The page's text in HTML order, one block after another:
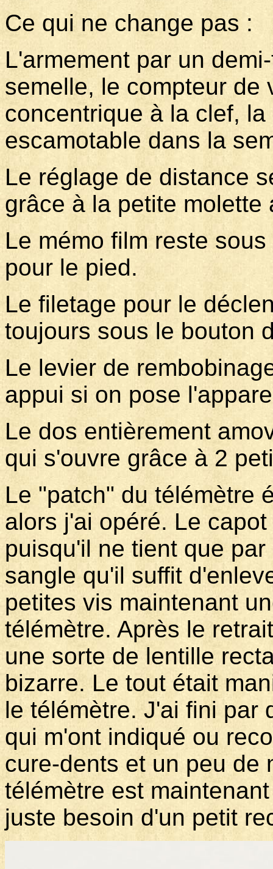
Ce qui ne change pas :
L'armement par un
semelle, le compteur de
concentrique à la clef,
escamotable dans la
Le réglage de distance
grâce à la petite
Le mémo film reste
pour le pied.
Le filetage pour le
toujours sous le bouton
Le levier de
appui si on pose
Le dos entièrement
qui s'ouvre grâce à 2
Le "patch" du télémètre
alors j'ai opéré. Le
puisqu'il ne tient que
sangle qu'il suffit
petites vis maintenant
télémètre. Après le
une sorte de lentille
bizarre. Le tout était
le télémètre. J'ai fini par
qui m'ont indiqué ou
cure-dents et un peu de
télémètre est
juste besoin d'un petit